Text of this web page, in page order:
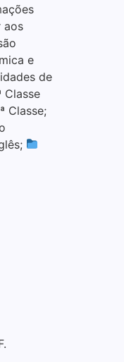
aos
e
de
Classe
Classe;